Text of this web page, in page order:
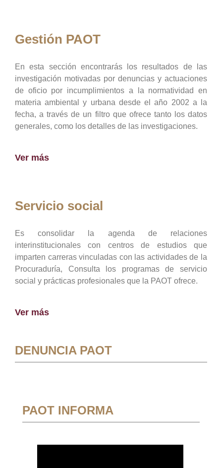
Gestión PAOT
En esta sección encontrarás los resultados de las
investigación motivadas por denuncias y actuaciones
de oficio por incumplimientos a la normatividad en
materia ambiental y urbana desde el año 2002 a la
fecha, a través de un filtro que ofrece tanto los datos
generales, como los detalles de las investigaciones.
Ver más
Servicio social
Es consolidar la agenda de relaciones
interinstitucionales con centros de estudios que
imparten carreras vinculadas con las actividades de la
Procuraduría, Consulta los programas de servicio
social y prácticas profesionales que la PAOT ofrece.
Ver más
DENUNCIA PAOT
PAOT INFORMA